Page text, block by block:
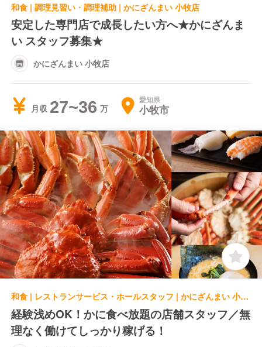
和食 | 調理見習い・調理補助 | かにざんまい 小牧店
安定した専門店で成長したい方へ★かにざんま
い スタッフ募集★
かにざんまい 小牧店
月収 27~36 愛知県
小牧市
和食 | レストランサービス・ホールスタッフ | かにざんまい 小牧店
経験浅めOK！かに食べ放題の店舗スタッフ／無
理なく働けてしっかり稼げる！